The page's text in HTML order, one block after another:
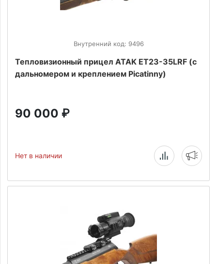
Внутренний код: 9496
Тепловизионный прицел ATAK ET23-35LRF (с
дальномером и креплением Picatinny)
90 000 ₽
Нет в наличии